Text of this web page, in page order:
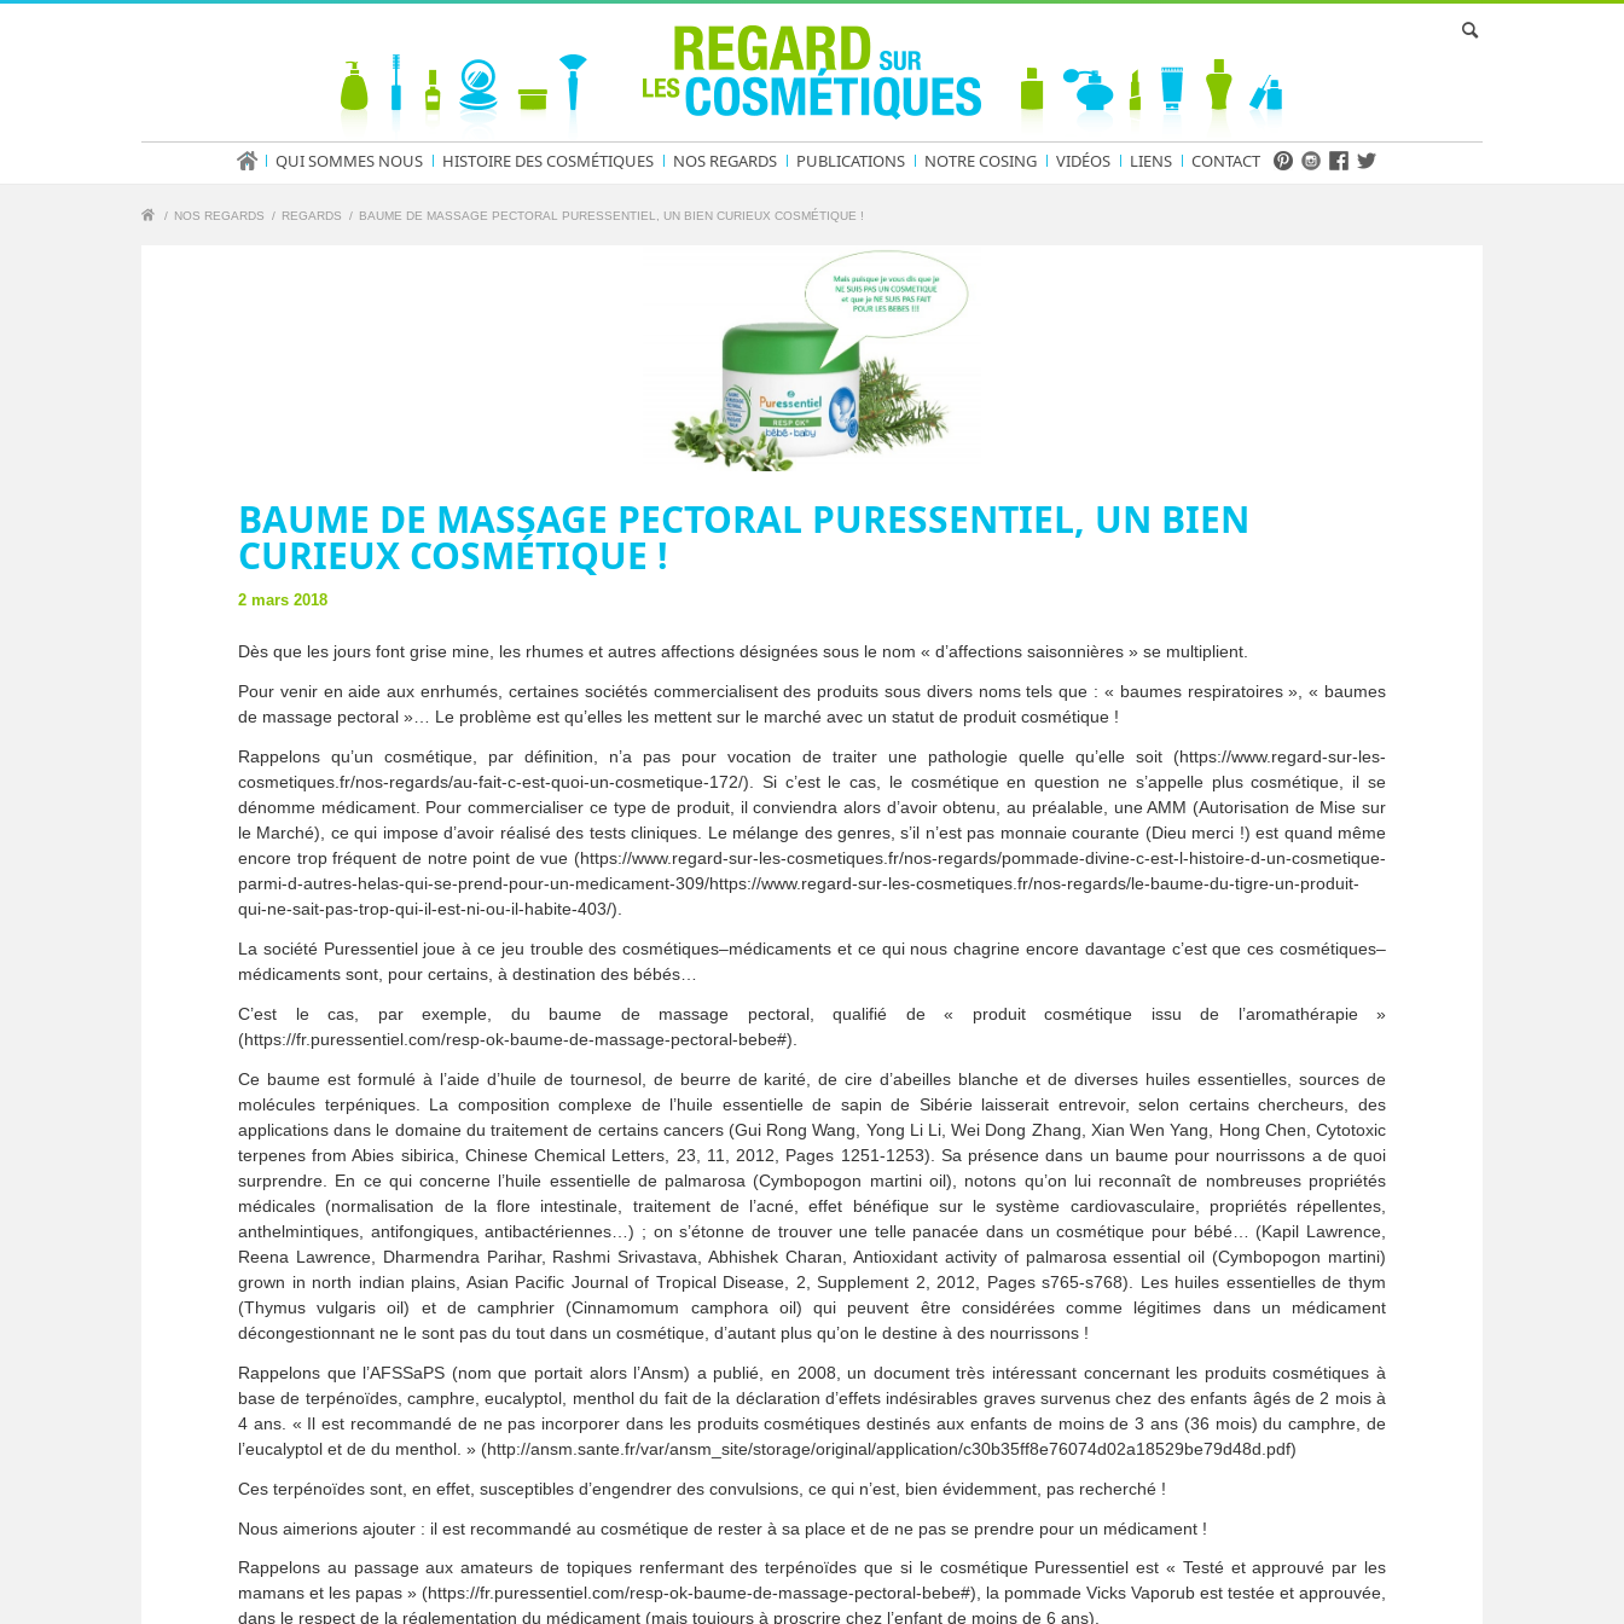
QUI SOMMES NOUS HISTOIRE DES COSMÉTIQUES NOS REGARDS PUBLICATIONS NOTRE COSING VIDÉOS LIENS CONTACT
/ NOS REGARDS / REGARDS / BAUME DE MASSAGE PECTORAL PURESSENTIEL, UN BIEN CURIEUX COSMÉTIQUE !
BAUME DE MASSAGE PECTORAL PURESSENTIEL, UN BIEN
CURIEUX COSMÉTIQUE !
2 mars 2018
Dès que les jours font grise mine, les rhumes et autres affections désignées sous le nom « d’affections saisonnières » se multiplient.
Pour venir en aide aux enrhumés, certaines sociétés commercialisent des produits sous divers noms tels que : « baumes respiratoires », « baumes
de massage pectoral »… Le problème est qu’elles les mettent sur le marché avec un statut de produit cosmétique !
Rappelons qu’un cosmétique, par définition, n’a pas pour vocation de traiter une pathologie quelle qu’elle soit (https://www.regard-sur-les-
cosmetiques.fr/nos-regards/au-fait-c-est-quoi-un-cosmetique-172/). Si c’est le cas, le cosmétique en question ne s’appelle plus cosmétique, il se
dénomme médicament. Pour commercialiser ce type de produit, il conviendra alors d’avoir obtenu, au préalable, une AMM (Autorisation de Mise sur
le Marché), ce qui impose d’avoir réalisé des tests cliniques. Le mélange des genres, s’il n’est pas monnaie courante (Dieu merci !) est quand même
encore trop fréquent de notre point de vue (https://www.regard-sur-les-cosmetiques.fr/nos-regards/pommade-divine-c-est-l-histoire-d-un-cosmetique-
parmi-d-autres-helas-qui-se-prend-pour-un-medicament-309/https://www.regard-sur-les-cosmetiques.fr/nos-regards/le-baume-du-tigre-un-produit-
qui-ne-sait-pas-trop-qui-il-est-ni-ou-il-habite-403/).
La société Puressentiel joue à ce jeu trouble des cosmétiques–médicaments et ce qui nous chagrine encore davantage c’est que ces cosmétiques–
médicaments sont, pour certains, à destination des bébés…
C’est le cas, par exemple, du baume de massage pectoral, qualifié de « produit cosmétique issu de l’aromathérapie »
(https://fr.puressentiel.com/resp-ok-baume-de-massage-pectoral-bebe#).
Ce baume est formulé à l’aide d’huile de tournesol, de beurre de karité, de cire d’abeilles blanche et de diverses huiles essentielles, sources de
molécules terpéniques. La composition complexe de l’huile essentielle de sapin de Sibérie laisserait entrevoir, selon certains chercheurs, des
applications dans le domaine du traitement de certains cancers (Gui Rong Wang, Yong Li Li, Wei Dong Zhang, Xian Wen Yang, Hong Chen, Cytotoxic
terpenes from Abies sibirica, Chinese Chemical Letters, 23, 11, 2012, Pages 1251-1253). Sa présence dans un baume pour nourrissons a de quoi
surprendre. En ce qui concerne l’huile essentielle de palmarosa (Cymbopogon martini oil), notons qu’on lui reconnaît de nombreuses propriétés
médicales (normalisation de la flore intestinale, traitement de l’acné, effet bénéfique sur le système cardiovasculaire, propriétés répellentes,
anthelmintiques, antifongiques, antibactériennes…) ; on s’étonne de trouver une telle panacée dans un cosmétique pour bébé… (Kapil Lawrence,
Reena Lawrence, Dharmendra Parihar, Rashmi Srivastava, Abhishek Charan, Antioxidant activity of palmarosa essential oil (Cymbopogon martini)
grown in north indian plains, Asian Pacific Journal of Tropical Disease, 2, Supplement 2, 2012, Pages s765-s768). Les huiles essentielles de thym
(Thymus vulgaris oil) et de camphrier (Cinnamomum camphora oil) qui peuvent être considérées comme légitimes dans un médicament
décongestionnant ne le sont pas du tout dans un cosmétique, d’autant plus qu’on le destine à des nourrissons !
Rappelons que l’AFSSaPS (nom que portait alors l’Ansm) a publié, en 2008, un document très intéressant concernant les produits cosmétiques à
base de terpénoïdes, camphre, eucalyptol, menthol du fait de la déclaration d’effets indésirables graves survenus chez des enfants âgés de 2 mois à
4 ans. « Il est recommandé de ne pas incorporer dans les produits cosmétiques destinés aux enfants de moins de 3 ans (36 mois) du camphre, de
l’eucalyptol et de du menthol. » (http://ansm.sante.fr/var/ansm_site/storage/original/application/c30b35ff8e76074d02a18529be79d48d.pdf)
Ces terpénoïdes sont, en effet, susceptibles d’engendrer des convulsions, ce qui n’est, bien évidemment, pas recherché !
Nous aimerions ajouter : il est recommandé au cosmétique de rester à sa place et de ne pas se prendre pour un médicament !
Rappelons au passage aux amateurs de topiques renfermant des terpénoïdes que si le cosmétique Puressentiel est « Testé et approuvé par les
mamans et les papas » (https://fr.puressentiel.com/resp-ok-baume-de-massage-pectoral-bebe#), la pommade Vicks Vaporub est testée et approuvée,
dans le respect de la réglementation du médicament (mais toujours à proscrire chez l’enfant de moins de 6 ans).